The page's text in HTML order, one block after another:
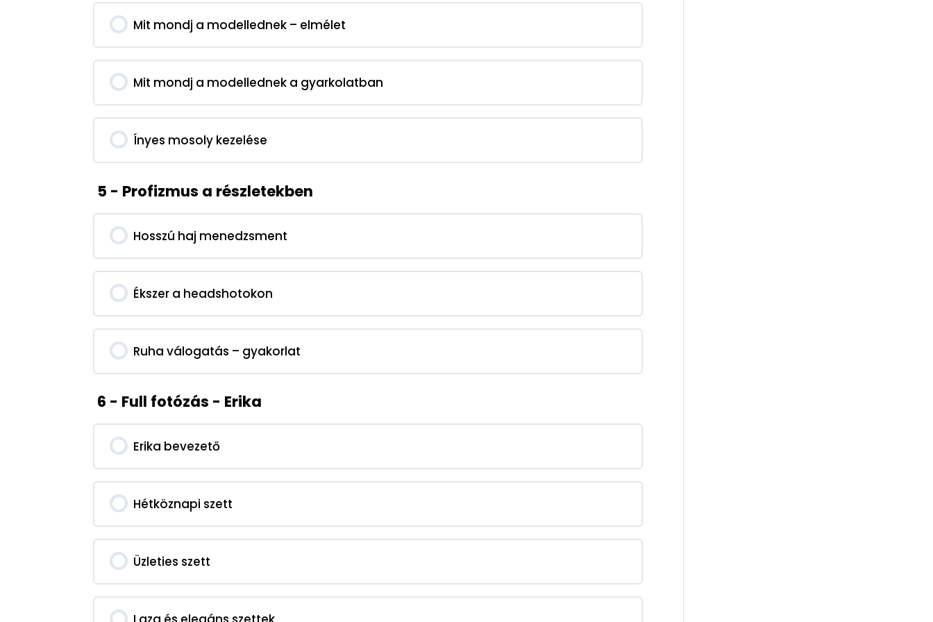
Mit mondj a modellednek – elmélet
Mit mondj a modellednek a gyarkolatban
Ínyes mosoly kezelése
5 - Profizmus a részletekben
Hosszú haj menedzsment
Ékszer a headshotokon
Ruha válogatás – gyakorlat
6 - Full fotózás - Erika
Erika bevezető
Hétköznapi szett
Üzleties szett